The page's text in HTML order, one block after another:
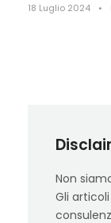
18 Luglio 2024 •
Non
Gli